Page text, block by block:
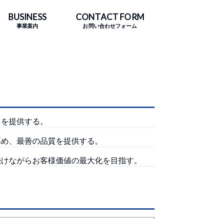
BUSINESS
事業案内
CONTACT FORM
お問い合わせフォーム
提供する。
、最善の品質を提供する。
ながらお客様価値の最大化を目指す。